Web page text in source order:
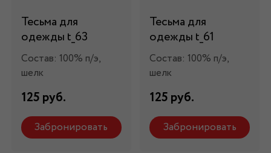
Тесьма для
одежды t_63
Состав: 100% п/э,
шелк
125 руб.
Забронировать
Тесьма для
одежды t_61
Состав: 100% п/э,
шелк
125 руб.
Забронировать